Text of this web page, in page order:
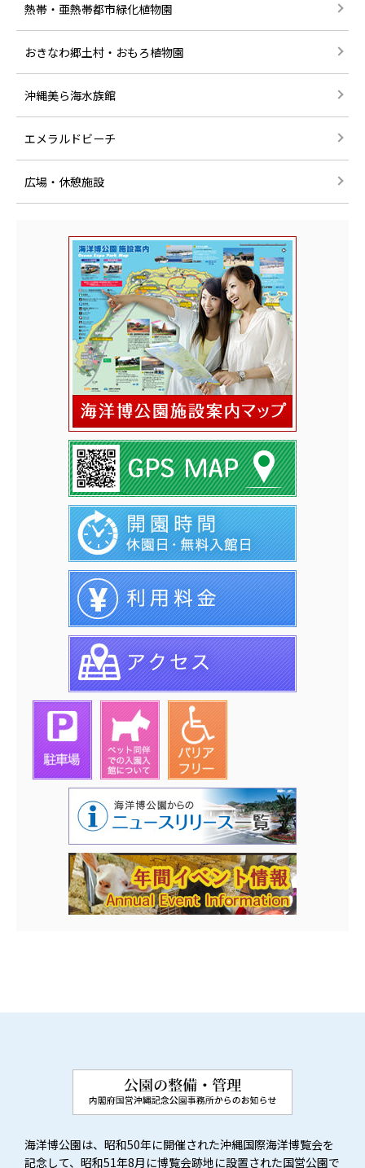
熱帯・亜熱帯都市緑化植物園
おきなわ郷土村・おもろ植物園
沖縄美ら海水族館
エメラルドビーチ
広場・休憩施設
海洋博公園は、昭和50年に開催された沖縄国際海洋博覧会を
記念して、昭和51年8月に博覧会跡地に設置された国営公園で